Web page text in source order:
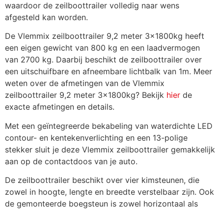
Oogbout voor bevestiging
groot
Overdekslot tasmodel €42,35
Reservewielhouder
aanhanger
€36,24
Set breedte
markeringsborden (2x)
€108,90
Set wielkeggen met houder 18,15
waardoor de zeilboottrailer volledig naar wens
afgesteld kan worden.
De Vlemmix zeilboottrailer 9,2 meter 3x1800kg heeft
een eigen gewicht van 800 kg en een laadvermogen
van 2700 kg. Daarbij beschikt de zeilboottrailer over
een uitschuifbare en afneembare lichtbalk van 1m. Meer
weten over de afmetingen van de Vlemmix
zeilboottrailer 9,2 meter 3x1800kg? Bekijk hier de
exacte afmetingen en details.
Met een geïntegreerde bekabeling van waterdichte LED
contour- en kentekenverlichting en een 13-polige
stekker sluit je deze Vlemmix zeilboottrailer gemakkelijk
aan op de contactdoos van je auto.
De zeilboottrailer beschikt over vier kimsteunen, die
zowel in hoogte, lengte en breedte verstelbaar zijn. Ook
de gemonteerde boegsteun is zowel horizontaal als